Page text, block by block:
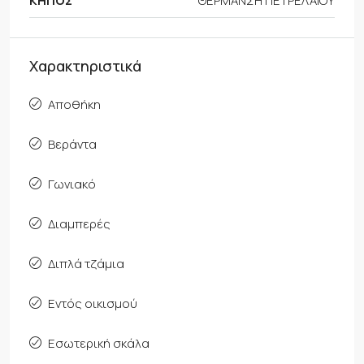
Χαρακτηριστικά
Αποθήκη
Βεράντα
Γωνιακό
Διαμπερές
Διπλά τζάμια
Εντός οικισμού
Εσωτερική σκάλα